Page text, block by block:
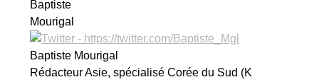
Baptiste Mourigal
Rédacteur Asie, spécialisé Corée du Sud (K